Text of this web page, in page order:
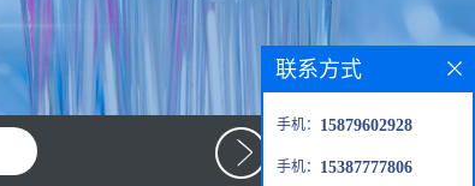
联系方式
手机： 15879602928
手机： 15387777806